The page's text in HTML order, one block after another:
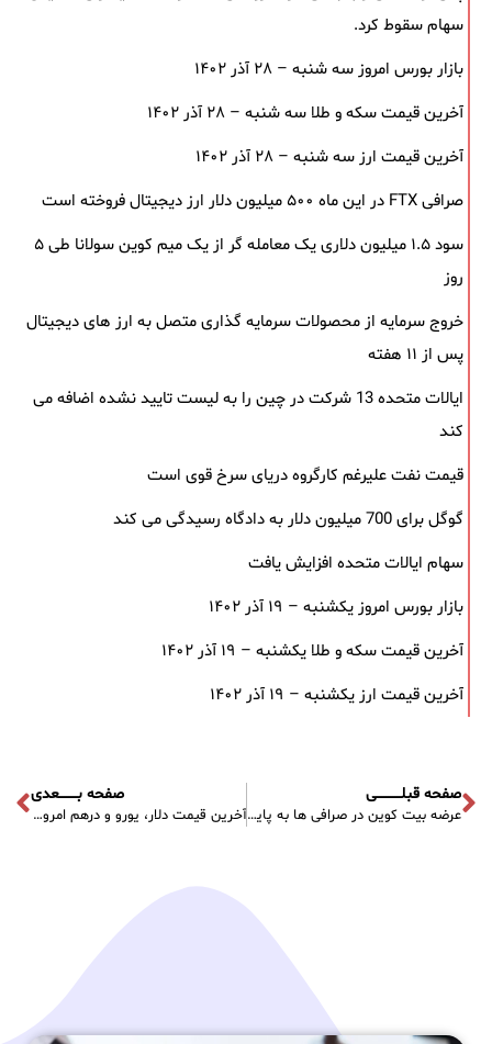
سهام سقوط کرد.
بازار بورس امروز سه شنبه – ۲۸ آذر ۱۴۰۲
آخرین قیمت سکه و طلا سه شنبه – ۲۸ آذر ۱۴۰۲
آخرین قیمت ارز سه شنبه – ۲۸ آذر ۱۴۰۲
صرافی FTX در این ماه ۵۰۰ میلیون دلار ارز دیجیتال فروخته است
سود ۱.۵ میلیون دلاری یک معامله ‌گر از یک میم‌ کوین سولانا طی ۵
روز
خروج سرمایه از محصولات سرمایه ‌گذاری متصل به ارز های دیجیتال
پس از ۱۱ هفته
ایالات متحده 13 شرکت در چین را به لیست تایید نشده اضافه می
کند
قیمت نفت علیرغم کارگروه دریای سرخ قوی است
گوگل برای 700 میلیون دلار به دادگاه رسیدگی می کند
سهام ایالات متحده افزایش یافت
بازار بورس امروز یکشنبه – ۱۹ آذر ۱۴۰۲
آخرین قیمت سکه و طلا یکشنبه – ۱۹ آذر ۱۴۰۲
آخرین قیمت ارز یکشنبه – ۱۹ آذر ۱۴۰۲
صفحه قبلـــــــــــی
عرضه بیت کوین در صرافی‌ ها به پایین ترین مقدار خود از سال ۲۰۱۷ رسیده است
صفحه بــــــــعدی
آخرین قیمت دلار، یورو و درهم امروز شنبه – ۴ شهریور ۱۴۰۲